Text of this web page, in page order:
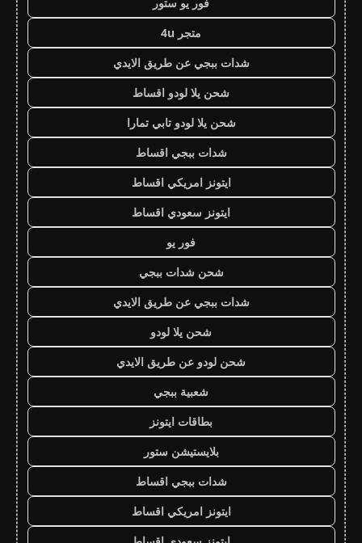
متجر 4u
شدات ببجي عن طريق الايدي
شحن يلا لودو اقساط
شحن يلا لودو تابي تمارا
شدات ببجي اقساط
ايتونز امريكي اقساط
ايتونز سعودي اقساط
فور يو
شحن شدات ببجي
شدات ببجي عن طريق الايدي
شحن يلا لودو
شحن لودو عن طريق الايدي
شعبية ببجي
بطاقات ايتونز
بلايستيشن ستور
شدات ببجي اقساط
ايتونز امريكي اقساط